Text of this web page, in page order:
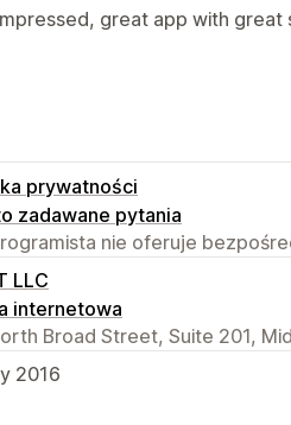
great app with great
prywatności
zadawane pytania
nie oferuje
LLC
internetowa
Broad Street, Suite 201,
2016